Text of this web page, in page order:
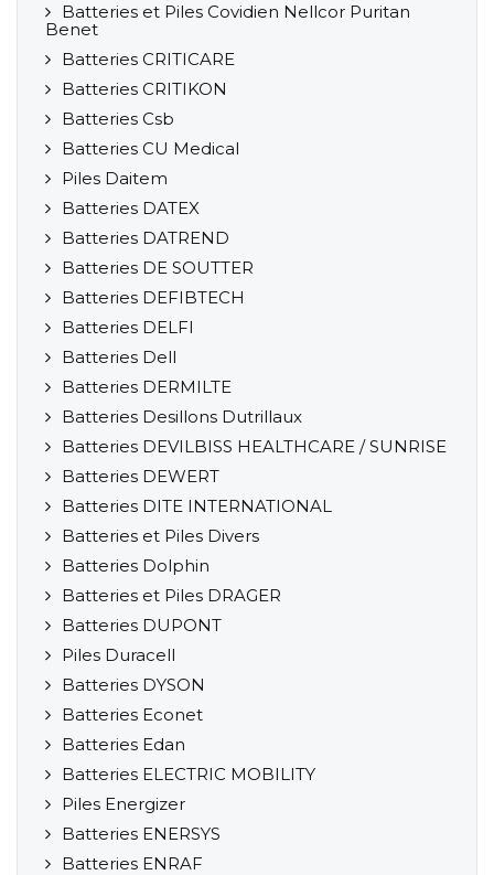
Batteries et Piles Covidien Nellcor Puritan
Benet
Batteries CRITICARE
Batteries CRITIKON
Batteries Csb
Batteries CU Medical
Piles Daitem
Batteries DATEX
Batteries DATREND
Batteries DE SOUTTER
Batteries DEFIBTECH
Batteries DELFI
Batteries Dell
Batteries DERMILTE
Batteries Desillons Dutrillaux
Batteries DEVILBISS HEALTHCARE / SUNRISE
Batteries DEWERT
Batteries DITE INTERNATIONAL
Batteries et Piles Divers
Batteries Dolphin
Batteries et Piles DRAGER
Batteries DUPONT
Piles Duracell
Batteries DYSON
Batteries Econet
Batteries Edan
Batteries ELECTRIC MOBILITY
Piles Energizer
Batteries ENERSYS
Batteries ENRAF